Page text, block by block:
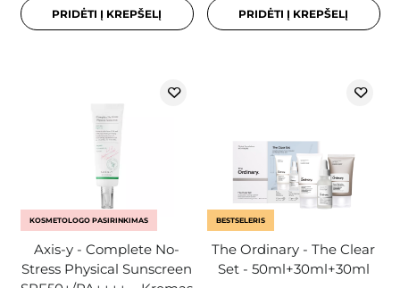
PRIDĖTI Į KREPŠELĮ PRIDĖTI Į KREPŠELĮ
KOSMETOLOGO PASIRINKIMAS
Axis-y - Complete No-
Stress Physical Sunscreen
BESTSELERIS
The Ordinary - The Clear
Set - 50ml+30ml+30ml